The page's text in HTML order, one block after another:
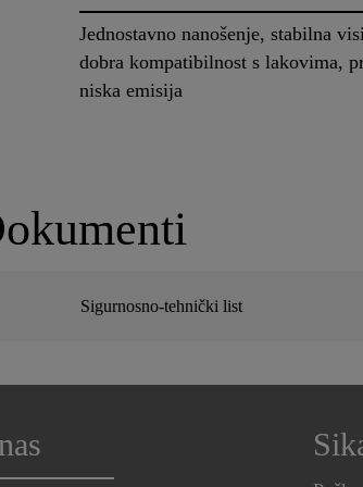
Jednostavno nanošenje, stabilna
dobra kompatibilnost s lakovima,
niska emisija
Sigurnosno-tehnički list